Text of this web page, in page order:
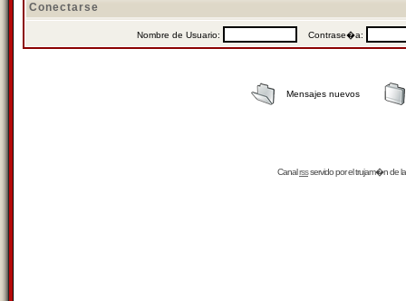
Conectarse
Nombre de Usuario: Contrase�a:
Mensajes nuevos
Canalrssservido por eltrujam�nde